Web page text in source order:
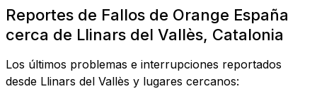
Reportes de Fallos de Orange España
cerca de Llinars del Vallès, Catalonia
Los últimos problemas e interrupciones reportados
desde Llinars del Vallès y lugares cercanos: